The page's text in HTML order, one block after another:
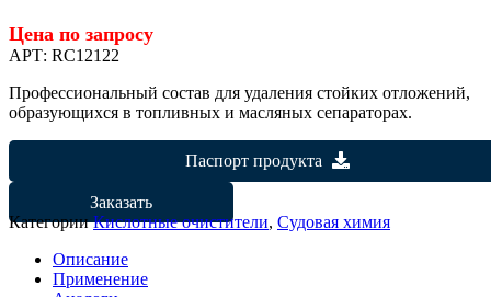
Цена по запросу
АРТ: RC12122
Профессиональный состав для удаления стойких отложений,
образующихся в топливных и масляных сепараторах.
Паспорт продукта
Заказать
КатегорииКислотные очистители, Судовая химия
Описание
Применение